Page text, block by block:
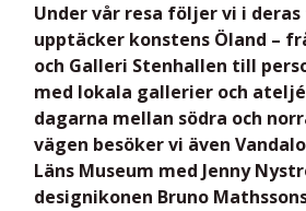
Under vår resa följer vi i
upptäcker konstens Öland –
och Galleri Stenhallen till
med lokala gallerier och
dagarna mellan södra och
vägen besöker vi även
Läns Museum med Jenny
designikonen Bruno